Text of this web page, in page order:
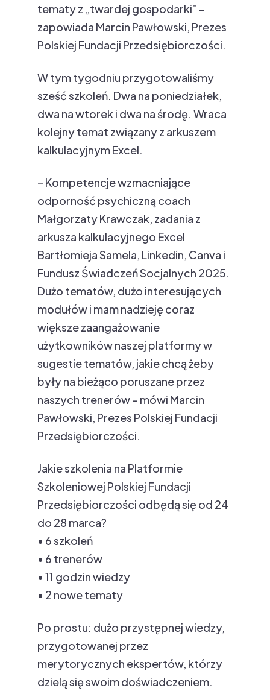
tematy z „twardej gospodarki” –
zapowiada Marcin Pawłowski, Prezes
Polskiej Fundacji Przedsiębiorczości.
W tym tygodniu przygotowaliśmy
sześć szkoleń. Dwa na poniedziałek,
dwa na wtorek i dwa na środę. Wraca
kolejny temat związany z arkuszem
kalkulacyjnym Excel.
– Kompetencje wzmacniające
odporność psychiczną coach
Małgorzaty Krawczak, zadania z
arkusza kalkulacyjnego Excel
Bartłomieja Samela, Linkedin, Canva i
Fundusz Świadczeń Socjalnych 2025.
Dużo tematów, dużo interesujących
modułów i mam nadzieję coraz
większe zaangażowanie
użytkowników naszej platformy w
sugestie tematów, jakie chcą żeby
były na bieżąco poruszane przez
naszych trenerów – mówi Marcin
Pawłowski, Prezes Polskiej Fundacji
Przedsiębiorczości.
Jakie szkolenia na Platformie
Szkoleniowej Polskiej Fundacji
Przedsiębiorczości odbędą się od 24
do 28 marca?
• 6 szkoleń
• 6 trenerów
• 11 godzin wiedzy
• 2 nowe tematy
Po prostu: dużo przystępnej wiedzy,
przygotowanej przez
merytorycznych ekspertów, którzy
dzielą się swoim doświadczeniem.